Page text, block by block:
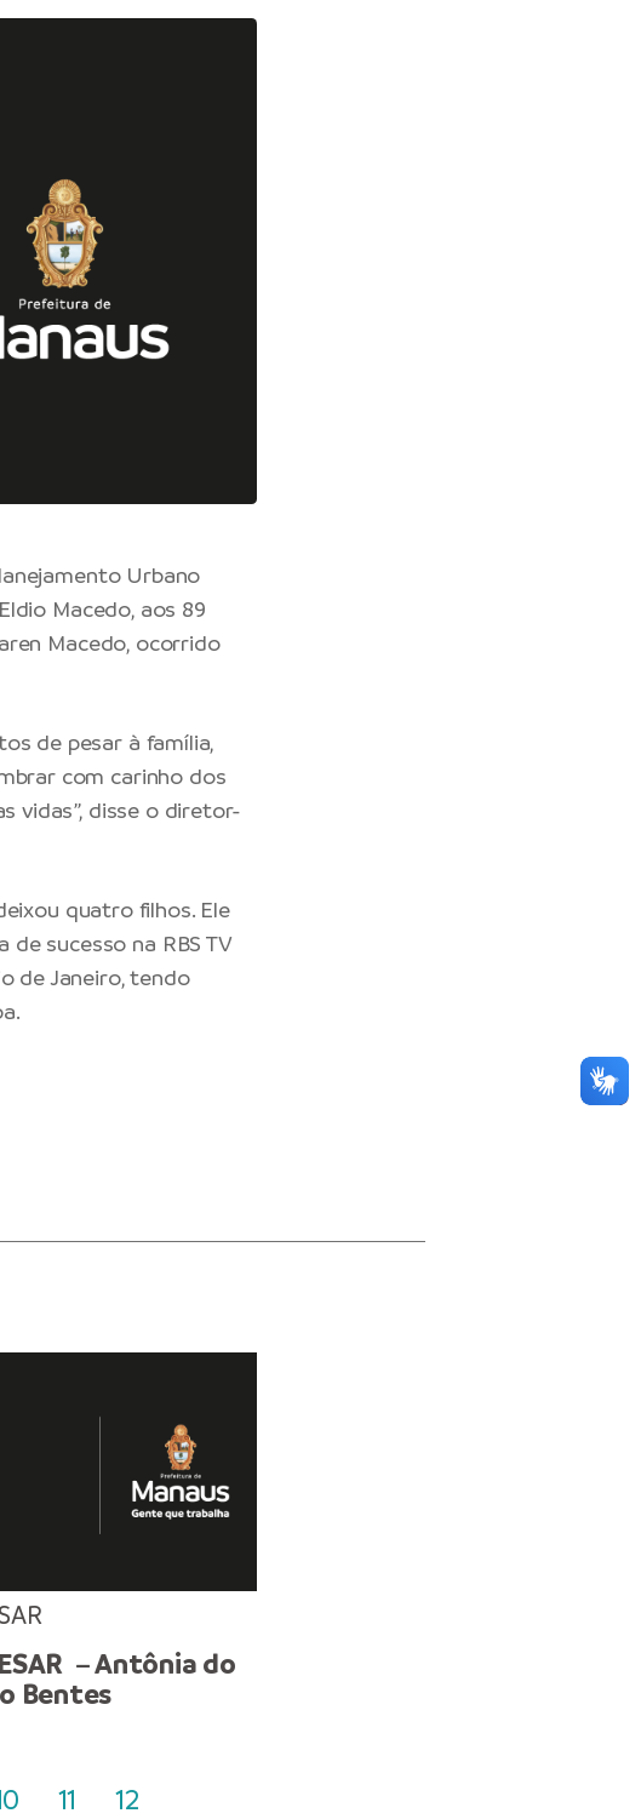
Urbano
Macedo, aos 89
Macedo, ocorrido
de pesar à família,
com carinho dos
vidas”, disse o diretor-
quatro filhos. Ele
sucesso na RBS TV
de Janeiro, tendo
– Antônia do
Bentes
11 12